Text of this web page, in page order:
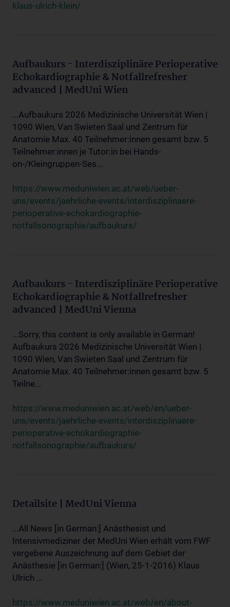
klaus-ulrich-klein/
Aufbaukurs - Interdisziplinäre Perioperative
Echokardiographie & Notfallrefresher
advanced | MedUni Wien
...Aufbaukurs 2026 Medizinische Universität Wien |
1090 Wien, Van Swieten Saal und Zentrum für
Anatomie Max. 40 Teilnehmer:innen gesamt bzw. 5
Teilnehmer:innen je Tutor:in bei Hands-
on-/Kleingruppen-Ses...
https://www.meduniwien.ac.at/web/ueber-
uns/events/jaehrliche-events/interdisziplinaere-
perioperative-echokardiographie-
notfallsonographie/aufbaukurs/
Aufbaukurs - Interdisziplinäre Perioperative
Echokardiographie & Notfallrefresher
advanced | MedUni Vienna
...Sorry, this content is only available in German!
Aufbaukurs 2026 Medizinische Universität Wien |
1090 Wien, Van Swieten Saal und Zentrum für
Anatomie Max. 40 Teilnehmer:innen gesamt bzw. 5
Teilne...
https://www.meduniwien.ac.at/web/en/ueber-
uns/events/jaehrliche-events/interdisziplinaere-
perioperative-echokardiographie-
notfallsonographie/aufbaukurs/
Detailsite | MedUni Vienna
...All News [in German:] Anästhesist und
Intensivmediziner der MedUni Wien erhält vom FWF
vergebene Auszeichnung auf dem Gebiet der
Anästhesie [in German:] (Wien, 25-1-2016) Klaus
Ulrich ...
https://www.meduniwien.ac.at/web/en/about-